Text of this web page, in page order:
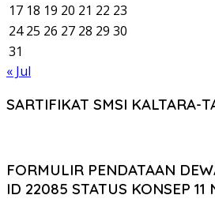
17 18 19 20 21 22 23
24 25 26 27 28 29 30
31
« Jul
SARTIFIKAT SMSI KALTARA-
FORMULIR PENDATAAN
ID 22085 STATUS KONSEP 11